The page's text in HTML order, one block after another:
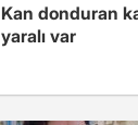
Kan donduran
yaralı var